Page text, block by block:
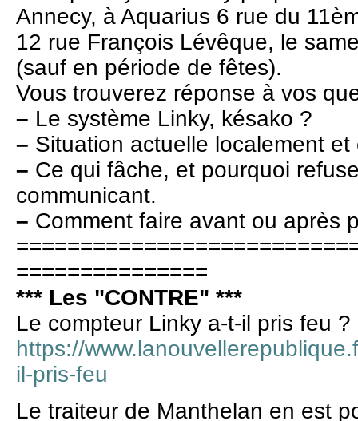
Annecy, à Aquarius 6 rue du
12 rue François Lévêque, le
(sauf en période de fêtes).
Vous trouverez réponse à vos
– Le système Linky, késako ?
– Situation actuelle localement et
– Ce qui fâche, et pourquoi
communicant.
– Comment faire avant ou après
===============
*** Les "CONTRE" ***
Le compteur Linky a-t-il pris feu ?
https://
il-pris-feu
Le traiteur de Manthelan en est